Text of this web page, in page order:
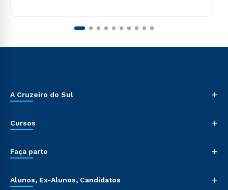
A Cruzeiro do Sul +
Cursos +
Faça parte +
Alunos, Ex-Alunos, Candidatos +